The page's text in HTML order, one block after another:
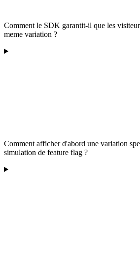
Comment le SDK garantit-il que les
meme variation ?
Comment afficher d'abord une variation
simulation de feature flag ?